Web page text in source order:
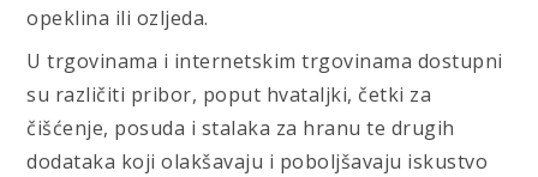
opeklina ili ozljeda.
U trgovinama i internetskim trgovinama dostupni
su različiti pribor, poput hvataljki, četki za
čišćenje, posuda i stalaka za hranu te drugih
dodataka koji olakšavaju i poboljšavaju iskustvo